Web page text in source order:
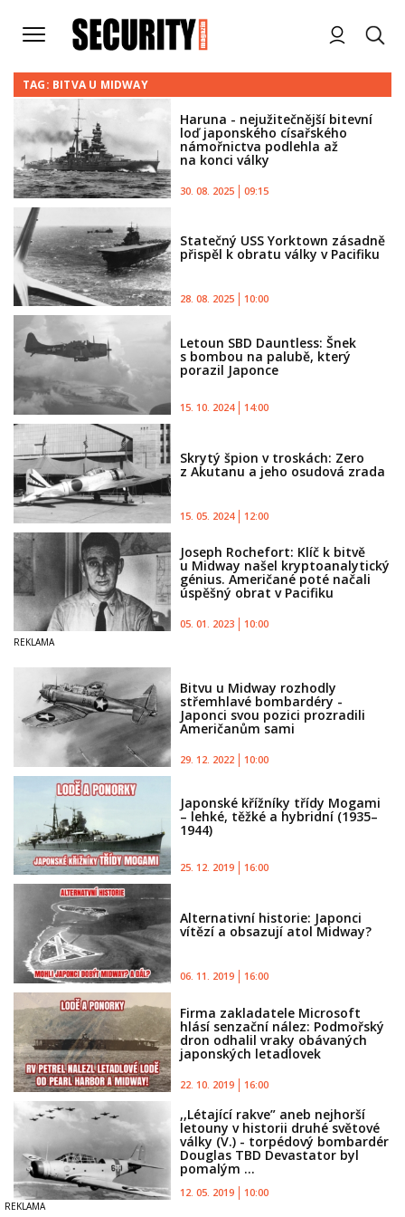
TAG: BITVA U MIDWAY
Haruna - nejužitečnější bitevní
loď japonského císařského
námořnictva podlehla až
na konci války
30. 08. 2025 09:15
Statečný USS Yorktown zásadně
přispěl k obratu války v Pacifiku
28. 08. 2025 10:00
Letoun SBD Dauntless: Šnek
s bombou na palubě, který
porazil Japonce
15. 10. 2024 14:00
Skrytý špion v troskách: Zero
z Akutanu a jeho osudová zrada
15. 05. 2024 12:00
Joseph Rochefort: Klíč k bitvě
u Midway našel kryptoanalytický
génius. Američané poté načali
úspěšný obrat v Pacifiku
05. 01. 2023 10:00
Bitvu u Midway rozhodly
střemhlavé bombardéry -
Japonci svou pozici prozradili
Američanům sami
29. 12. 2022 10:00
Japonské křížníky třídy Mogami
– lehké, těžké a hybridní (1935–
1944)
25. 12. 2019 16:00
Alternativní historie: Japonci
vítězí a obsazují atol Midway?
06. 11. 2019 16:00
Firma zakladatele Microsoft
hlásí senzační nález: Podmořský
dron odhalil vraky obávaných
japonských letadlovek
22. 10. 2019 16:00
,,Létající rakve” aneb nejhorší
letouny v historii druhé světové
války (V.) - torpédový bombardér
Douglas TBD Devastator byl
pomalým ...
12. 05. 2019 10:00